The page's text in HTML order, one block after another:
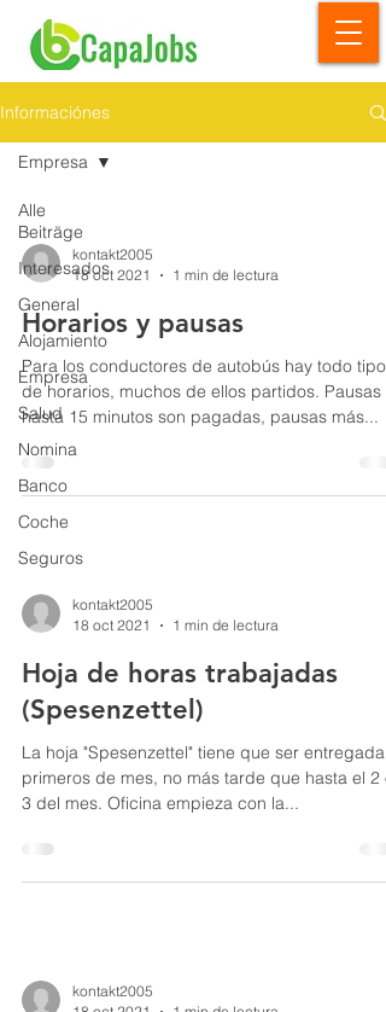
Informaciónes
Alle
Beiträge
Interesados
General
Alojamiento
Empresa
Salud
Nomina
Banco
Coche
Seguros
Empresa
kontakt2005
18 oct 2021
1 min de lectura
Horarios y pausas
Para los conductores de autobús hay todo tipo
de horarios, muchos de ellos partidos. Pausas
hasta 15 minutos son pagadas, pausas más...
kontakt2005
18 oct 2021
1 min de lectura
Hoja de horas trabajadas
(Spesenzettel)
La hoja "Spesenzettel" tiene que ser entregada
primeros de mes, no más tarde que hasta el 2 o
3 del mes. Oficina empieza con la...
kontakt2005